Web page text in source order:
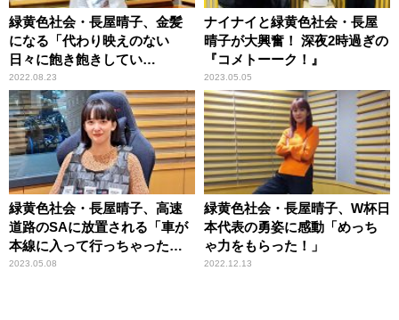
緑黄色社会・長屋晴子、金髪
になる「代わり映えのない
日々に飽き飽きしてい
て……」
2022.08.23
ナイナイと緑黄色社会・長屋
晴子が大興奮！ 深夜2時過ぎの
『コメトーーク！』
2023.05.05
緑黄色社会・長屋晴子、高速
道路のSAに放置される「車が
本線に入って行っちゃった
の！」
2023.05.08
緑黄色社会・長屋晴子、W杯日
本代表の勇姿に感動「めっち
ゃ力をもらった！」
2022.12.13